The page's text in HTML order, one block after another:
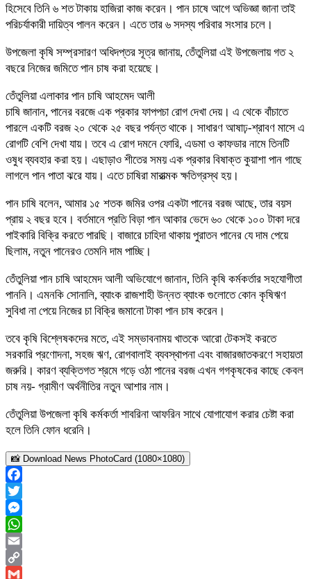
হিসেবে তিনি ৬ শত টাকায় হাজিরা কাজ করেন। পান চাষে আগে অভিজ্ঞা জানা তাই
পরিচর্যাকারী দায়িত্ব পালন করেন। এতে তার ৬ সদস্য পরিবার সংসার চলে।
উপজেলা কৃষি সম্প্রসারণ অধিদপ্তর সূত্র জানায়, তেঁতুলিয়া এই উপজেলায় গত ২
বছরে নিজের জমিতে পান চাষ করা হয়েছে।
তেঁতুলিয়া এলাকার পান চাষি আহমেদ আলী
চাষি জানান, পানের বরজে এক প্রকার ফাপপচা রোগ দেখা দেয়। এ থেকে বাঁচাতে
পারলে একটি বরজ ২০ থেকে ২৫ বছর পর্যন্ত থাকে। সাধারণ আষাঢ়-শ্রাবণ মাসে এ
রোগটি বেশি দেখা যায়। তবে এ রোগ দমনে ফোরি, এডমা ও কাফডার নামে তিনটি
ওষুধ ব্যবহার করা হয়। এছাড়াও শীতের সময় এক প্রকার বিষাক্ত কুয়াশা পান গাছে
লাগলে পান পাতা ঝরে যায়। এতে চাষিরা মারাত্মক ক্ষতিগ্রস্থ হয়।
পান চাষি বলেন, আমার ১৫ শতক জমির ওপর একটা পানের বরজ আছে, তার বয়স
প্রায় ২ বছর হবে। বর্তমানে প্রতি বিড়া পান আকার ভেদে ৬০ থেকে ১০০ টাকা দরে
পাইকারি বিক্রি করতে পারছি। বাজারে চাহিদা থাকায় পুরাতন পানের যে দাম পেয়ে
ছিলাম, নতুন পানেরও তেমনি দাম পাচ্ছি।
তেঁতুলিয়া পান চাষি আহমেদ আলী অভিযোগে জানান, তিনি কৃষি কর্মকর্তার সহযোগীতা
পাননি। এমনকি সোনালি, ব্যাংক রাজশাহী উন্নত ব্যাংক গুলোতে কোন কৃষিঋণ
সুবিধা না পেয়ে নিজের চা বিক্রি জমানো টাকা পান চাষ করেন।
তবে কৃষি বিশ্লেষকদের মতে, এই সম্ভাবনাময় খাতকে আরো টেকসই করতে
সরকারি প্রণোদনা, সহজ ঋণ, রোগবালাই ব্যবস্থাপনা এবং বাজারজাতকরণে সহায়তা
জরুরি। কারণ ব্যক্তিগত শ্রমে গড়ে ওঠা পানের বরজ এখন গগকৃষকের কাছে কেবল
চাষ নয়- গ্রামীণ অর্থনীতির নতুন আশার নাম।
তেঁতুলিয়া উপজেলা কৃষি কর্মকর্তা শাবরিনা আফরিন সাথে যোগাযোগ করার চেষ্টা করা
হলে তিনি ফোন ধরেনি।
📸 Download News PhotoCard (1080×1080)
Facebook
Twitter
Messenger
WhatsApp
Email
Copy